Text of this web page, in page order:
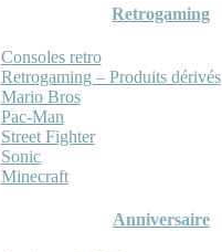
Retrogaming
Consoles retro
Retrogaming – Produits dérivés
Mario Bros
Pac-Man
Street Fighter
Sonic
Minecraft
Anniversaire